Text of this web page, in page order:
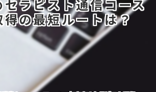
セラピスト通信コース
得の最短ルートは？